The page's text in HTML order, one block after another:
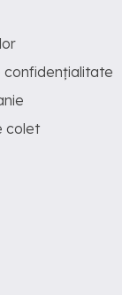
confidențialitate
colet